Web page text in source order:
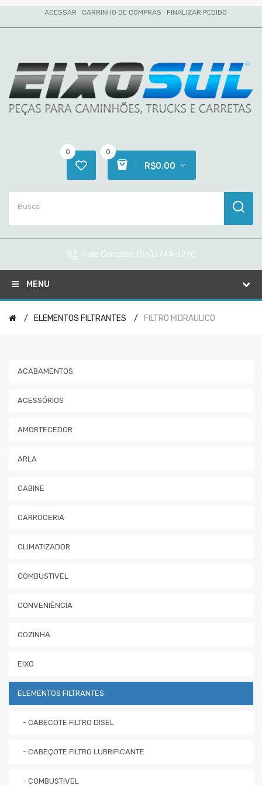
ACESSAR CARRINHO DE COMPRAS FINALIZAR PEDIDO
0
R$0,00
0
Fale Conosco: (55)3744-1270
MENU
ELEMENTOS FILTRANTES FILTRO HIDRAULICO
ACABAMENTOS
ACESSÓRIOS
AMORTECEDOR
ARLA
CABINE
CARROCERIA
CLIMATIZADOR
COMBUSTIVEL
CONVENIÊNCIA
COZINHA
EIXO
ELEMENTOS FILTRANTES
- CABECOTE FILTRO DISEL
- CABEÇOTE FILTRO LUBRIFICANTE
- COMBUSTIVEL